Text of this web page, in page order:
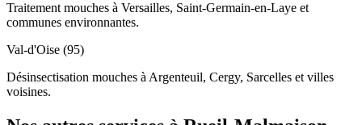
Traitement mouches à Versailles, Saint-Germain-en-Laye et
communes environnantes.
Val-d'Oise (95)
Désinsectisation mouches à Argenteuil, Cergy, Sarcelles et villes
voisines.